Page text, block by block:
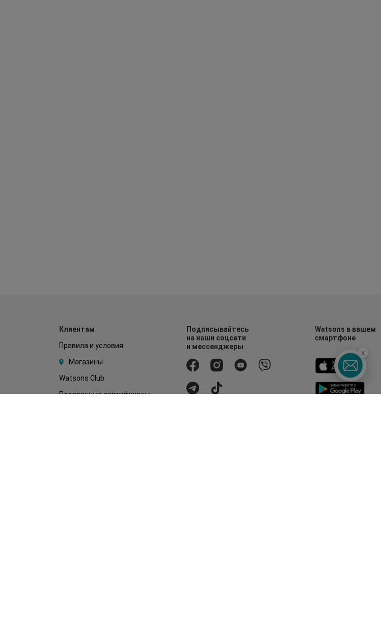
Клиентам
Правила и условия
Магазины
Watsons Club
Подарочные сертификаты
Подписывайтесь
на наши соцсети
и мессенджеры
Watsons в вашем
смартфоне
x